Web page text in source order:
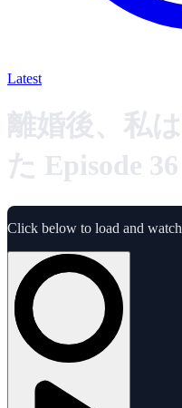
Latest
離婚後、私
た Episode 36
Click below to load and